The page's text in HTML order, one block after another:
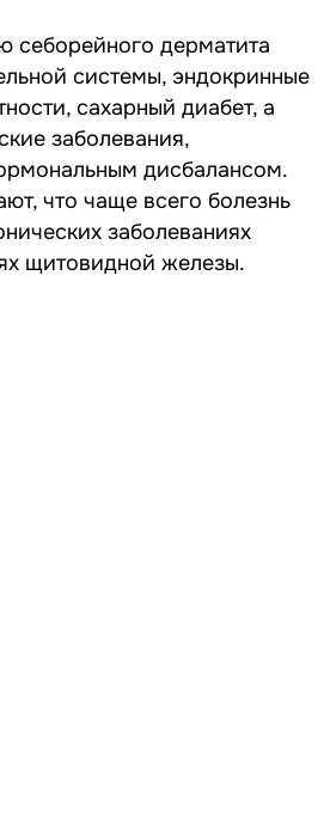
себорейного дерматита
системы, эндокринные
сахарный диабет, а
заболевания,
дисбалансом.
что чаще всего болезнь
заболеваниях
щитовидной железы.